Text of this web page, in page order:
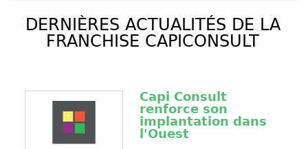
DERNIÈRES ACTUALITÉS DE LA
FRANCHISE CAPICONSULT
Capi Consult
renforce son
implantation dans
l'Ouest